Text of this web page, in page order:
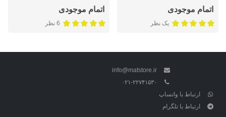
اتمام موجودی
یک نظر
اتمام موجودی
6 نظر
info@matstore.ir
۰۲۱-۲۲۷۴۱۵۳۰
ارتباط با واتساپ
ارتباط با تلگرام